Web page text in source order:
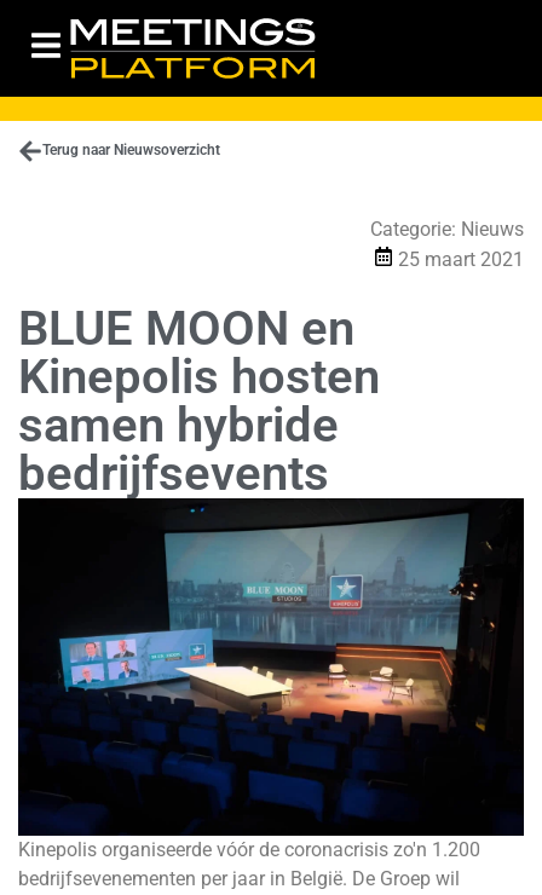
Terug naar Nieuwsoverzicht
Categorie: Nieuws
25 maart 2021
BLUE MOON en
Kinepolis hosten
samen hybride
bedrijfsevents
Kinepolis organiseerde vóór de coronacrisis zo'n 1.200
bedrijfsevenementen per jaar in België. De Groep wil